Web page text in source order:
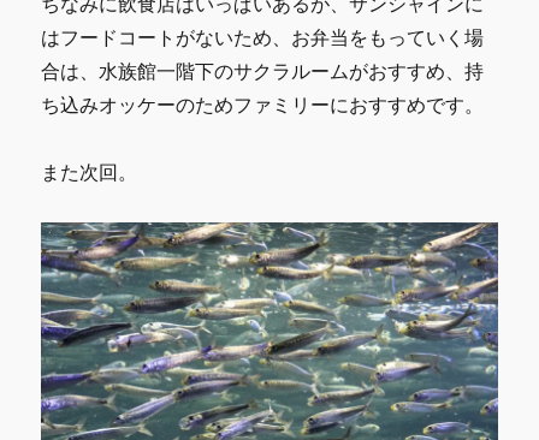
はフードコートがないため、お弁当をもっていく場
合は、水族館一階下のサクラルームがおすすめ、持
ち込みオッケーのためファミリーにおすすめです。
また次回。